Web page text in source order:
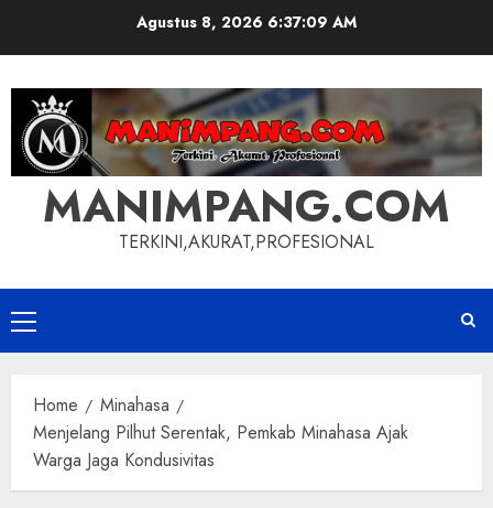
Agustus 8, 2026 6:37:09 AM
MANIMPANG.COM
TERKINI,AKURAT,PROFESIONAL
Primary
Menu
Home
Minahasa
Menjelang Pilhut Serentak, Pemkab Minahasa Ajak
Warga Jaga Kondusivitas